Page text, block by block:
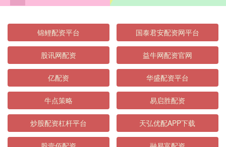
锦鲤配资平台 国泰君安配资网平台
股讯网配资 益牛网配资官网
亿配资 华盛配资平台
牛点策略 易启胜配资
炒股配资杠杆平台 天弘优配APP下载